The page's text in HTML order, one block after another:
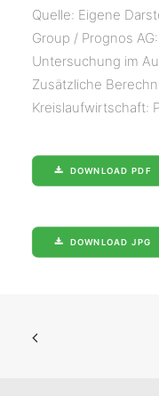
Quelle: Eigene
Group / Prognos
Untersuchung im
Zusätzliche
Kreislaufwirtschaft:
DOWNLOAD PDF
DOWNLOAD JPG